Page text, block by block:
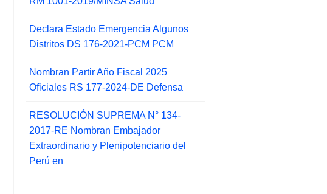
Declara Estado Emergencia Algunos
Distritos DS 176-2021-PCM PCM
Nombran Partir Año Fiscal 2025
Oficiales RS 177-2024-DE Defensa
RESOLUCIÓN SUPREMA N° 134-
2017-RE Nombran Embajador
Extraordinario y Plenipotenciario del
Perú en